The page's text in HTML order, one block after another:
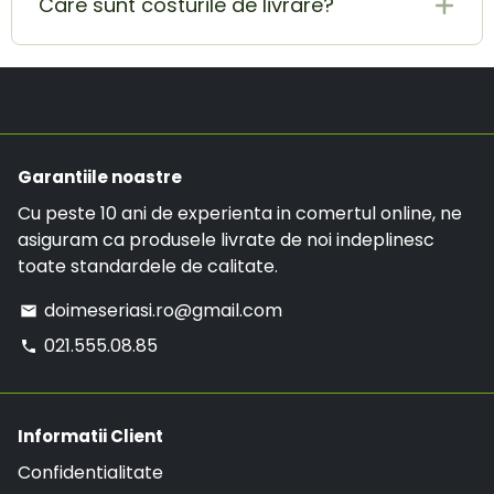
Garantiile noastre
Cu peste 10 ani de experienta in comertul online, ne
asiguram ca produsele livrate de noi indeplinesc
toate standardele de calitate.
email doimeseriasi.ro@gmail.com
phone 021.555.08.85
Informatii Client
Confidentialitate